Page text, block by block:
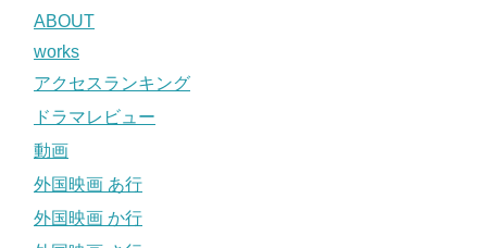
ABOUT
works
アクセスランキング
ドラマレビュー
動画
外国映画 あ行
外国映画 か行